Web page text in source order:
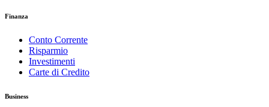
Finanza
Conto Corrente
Risparmio
Investimenti
Carte di Credito
Business